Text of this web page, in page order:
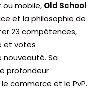
ou mobile, Old School
et la philosophie de
23 compétences,
et votes
nouveauté. Sa
profondeur
commerce et le PvP.